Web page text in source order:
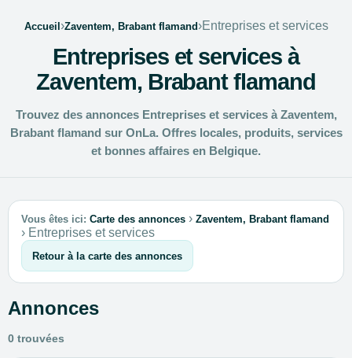
Accueil›Zaventem, Brabant flamand›Entreprises et services
Entreprises et services à
Zaventem, Brabant flamand
Trouvez des annonces Entreprises et services à Zaventem,
Brabant flamand sur OnLa. Offres locales, produits, services
et bonnes affaires en Belgique.
Vous êtes ici: Carte des annonces › Zaventem, Brabant flamand
› Entreprises et services
Retour à la carte des annonces
Annonces
0 trouvées